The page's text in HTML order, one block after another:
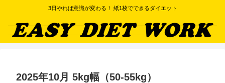
3日やれば意識が変わる！ 紙1枚でできるダイエット
2025年10月 5kg幅（50-55kg）